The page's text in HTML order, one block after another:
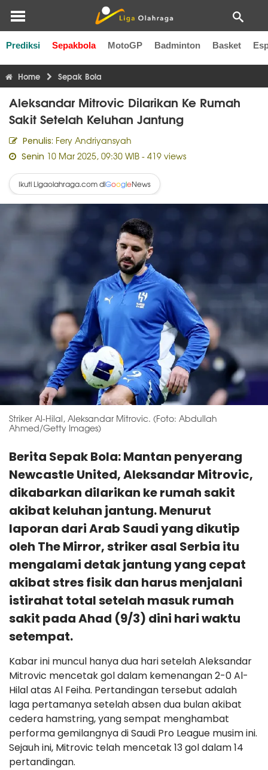
Prediksi Sepakbola MotoGP Badminton Basket
Liga Inggris Liga Italia Liga Spanyol Liga Perancis
Home Sepak Bola
Aleksandar Mitrovic Dilarikan Ke Rumah
Sakit Setelah Keluhan Jantung
Penulis: Fery Andriyansyah
Senin 10 Mar 2025, 09:30 WIB - 419 views
Ikuti Ligaolahraga.com diGoogleNews
Striker Al-Hilal, Aleksandar Mitrovic. (Foto: Abdullah
Ahmed/Getty Images)
Berita Sepak Bola: Mantan penyerang
Newcastle United, Aleksandar Mitrovic,
dikabarkan dilarikan ke rumah sakit
akibat keluhan jantung. Menurut
laporan dari Arab Saudi yang dikutip
oleh The Mirror, striker asal Serbia itu
mengalami detak jantung yang cepat
akibat stres fisik dan harus menjalani
istirahat total setelah masuk rumah
sakit pada Ahad (9/3) dini hari waktu
setempat.
Kabar ini muncul hanya dua hari setelah Aleksandar
Mitrovic mencetak gol dalam kemenangan 2-0 Al-
Hilal atas Al Feiha. Pertandingan tersebut adalah
laga pertamanya setelah absen dua bulan akibat
cedera hamstring, yang sempat menghambat
performa gemilangnya di Saudi Pro League musim ini.
Sejauh ini, Mitrovic telah mencetak 13 gol dalam 14
pertandingan.